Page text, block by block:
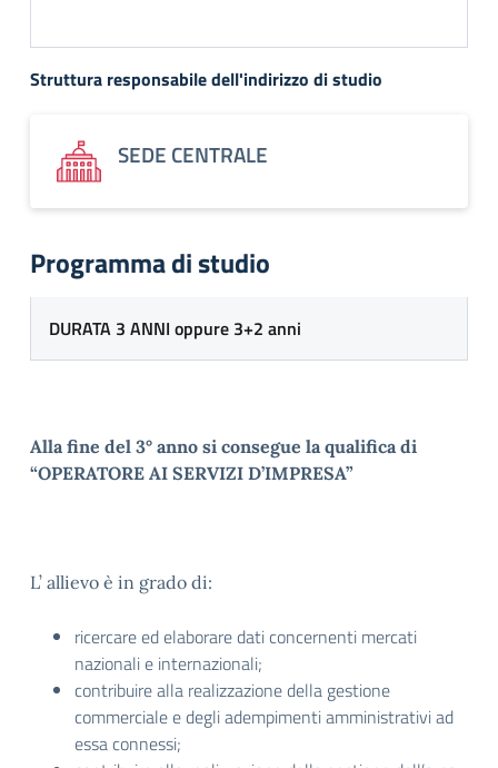
Struttura responsabile dell'indirizzo di studio
SEDE CENTRALE
Programma di studio
DURATA 3 ANNI oppure 3+2 anni
Alla fine del 3° anno si consegue la qualifica di
“OPERATORE AI SERVIZI D’IMPRESA”
L’ allievo è in grado di:
ricercare ed elaborare dati concernenti mercati
nazionali e internazionali;
contribuire alla realizzazione della gestione
commerciale e degli adempimenti amministrativi ad
essa connessi;